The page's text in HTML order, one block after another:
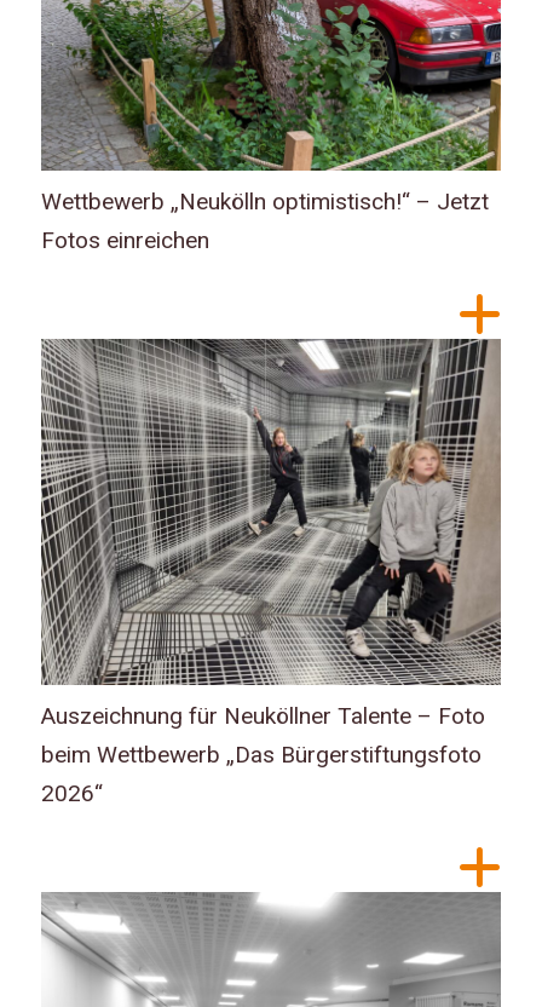
Wettbewerb „Neukölln optimistisch!“ – Jetzt
Fotos einreichen
Auszeichnung für Neuköllner Talente – Foto
beim Wettbewerb „Das Bürgerstiftungsfoto
2026“